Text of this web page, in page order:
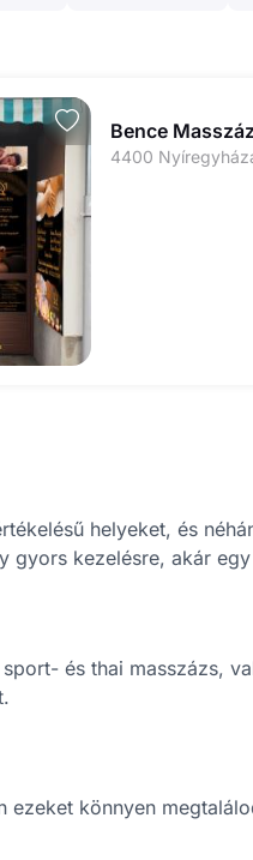
Bence
helyeket, és
gyors kezelésre, akár
és thai masszázs,
ezeket könnyen